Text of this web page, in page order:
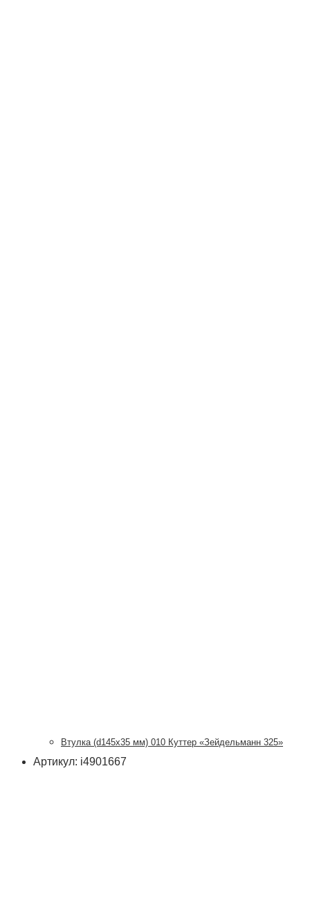
Втулка (d145х35 мм) 010 Куттер «Зейдельманн 325»
Артикул: i4901667